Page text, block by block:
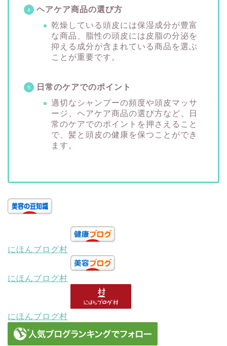
ヘアケア商品の選び方
乾燥している頭皮には保湿成分が豊富
な商品、脂性の頭皮には皮脂の分泌を
抑える成分が含まれている商品を選ぶ
ことが重要です。
日常のケアでのポイント
適切なシャンプーの頻度や頭皮マッサ
ージ、ヘアケア商品の選び方など、日
常のケアでのポイントを押さえること
で、髪と頭皮の健康を保つことができ
ます。
にほんブログ村
にほんブログ村
にほんブログ村